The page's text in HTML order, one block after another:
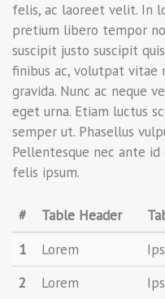
felis, ac laoreet velit. In
pretium libero tempor
suscipit justo suscipit
finibus ac, volutpat
gravida. Nunc ac neque
eget urna. Etiam luctus
semper ut. Phasellus
Pellentesque nec ante
felis ipsum.
# Table Header
1
Lorem
2
Lorem